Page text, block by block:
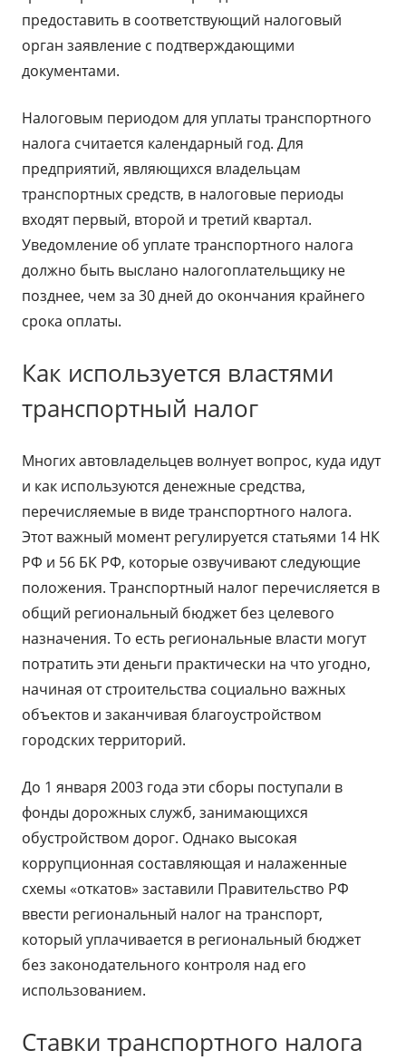
предоставить в соответствующий налоговый
орган заявление с подтверждающими
документами.
Налоговым периодом для уплаты транспортного
налога считается календарный год. Для
предприятий, являющихся владельцам
транспортных средств, в налоговые периоды
входят первый, второй и третий квартал.
Уведомление об уплате транспортного налога
должно быть выслано налогоплательщику не
позднее, чем за 30 дней до окончания крайнего
срока оплаты.
Как используется властями
транспортный налог
Многих автовладельцев волнует вопрос, куда идут
и как используются денежные средства,
перечисляемые в виде транспортного налога.
Этот важный момент регулируется статьями 14 НК
РФ и 56 БК РФ, которые озвучивают следующие
положения. Транспортный налог перечисляется в
общий региональный бюджет без целевого
назначения. То есть региональные власти могут
потратить эти деньги практически на что угодно,
начиная от строительства социально важных
объектов и заканчивая благоустройством
городских территорий.
До 1 января 2003 года эти сборы поступали в
фонды дорожных служб, занимающихся
обустройством дорог. Однако высокая
коррупционная составляющая и налаженные
схемы «откатов» заставили Правительство РФ
ввести региональный налог на транспорт,
который уплачивается в региональный бюджет
без законодательного контроля над его
использованием.
Ставки транспортного налога